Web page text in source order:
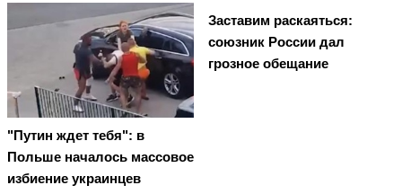
"Путин ждет тебя": в
Польше началось массовое
избиение украинцев
Заставим раскаяться:
союзник России дал
грозное обещание